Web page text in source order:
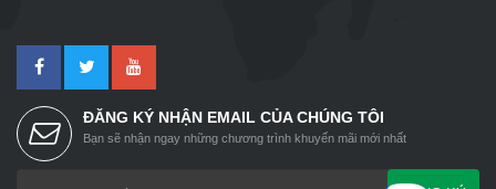
ĐĂNG KÝ NHẬN EMAIL CỦA CHÚNG TÔI
Bạn sẽ nhận ngay những chương trình khuyến mãi mới nhất